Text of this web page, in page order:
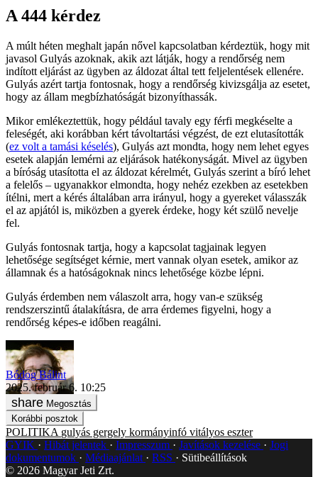
A 444 kérdez
A múlt héten meghalt japán nővel kapcsolatban kérdeztük, hogy mit
javasol Gulyás azoknak, akik azt látják, hogy a rendőrség nem
indított eljárást az ügyben az áldozat által tett feljelentések ellenére.
Gulyás azért tartja fontosnak, hogy a rendőrség kivizsgálja az esetet,
hogy az állam megbízhatóságát bizonyíthassák.
Mikor emlékeztettük, hogy például tavaly egy férfi megkéselte a
feleségét, aki korábban kért távoltartási végzést, de ezt elutasították
(ez volt a tamási késelés), Gulyás azt mondta, hogy nem lehet egyes
esetek alapján lemérni az eljárások hatékonyságát. Mivel az ügyben
a bíróság utasította el az áldozat kérelmét, Gulyás szerint a bíró lehet
a felelős – ugyanakkor elmondta, hogy nehéz ezekben az esetekben
ítélni, mert a kérés általában arra irányul, hogy a gyereket válasszák
el az apjától is, miközben a gyerek érdeke, hogy két szülő nevelje
fel.
Gulyás fontosnak tartja, hogy a kapcsolat tagjainak legyen
lehetősége segítséget kérnie, mert vannak olyan esetek, amikor az
államnak és a hatóságoknak nincs lehetősége közbe lépni.
Gulyás érdemben nem válaszolt arra, hogy van-e szükség
rendszerszintű átalakításra, de arra érdemes figyelni, hogy a
rendőrség képes-e időben reagálni.
Bódog Bálint
2025. február 6. 10:25
Megosztás
Korábbi posztok
POLITIKA gulyás gergely kormányinfó vitályos eszter
GYIK
Hibát jelentek Impresszum Javítások kezelése
Jogi
dokumentumok
Médiaajánlat RSS
Sütibeállítások
© 2026 Magyar Jeti Zrt.